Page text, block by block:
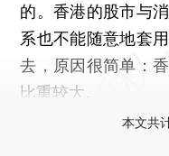
的。香港的股市与
系也不能随意地套
去，原因很简单：
比重较大。
本文共